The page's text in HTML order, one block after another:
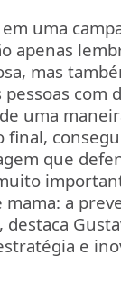
em uma
apenas
mas
com
uma
final,
que
mama: a
destaca
e